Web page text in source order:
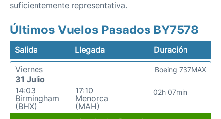
suficientemente representativa.
Últimos Vuelos Pasados BY7578
Salida Llegada
Duración
Viernes
31 Julio
14:03
Birmingham
(BHX)
17:10
Menorca
(MAH)
02h 07min
Boeing 737MAX